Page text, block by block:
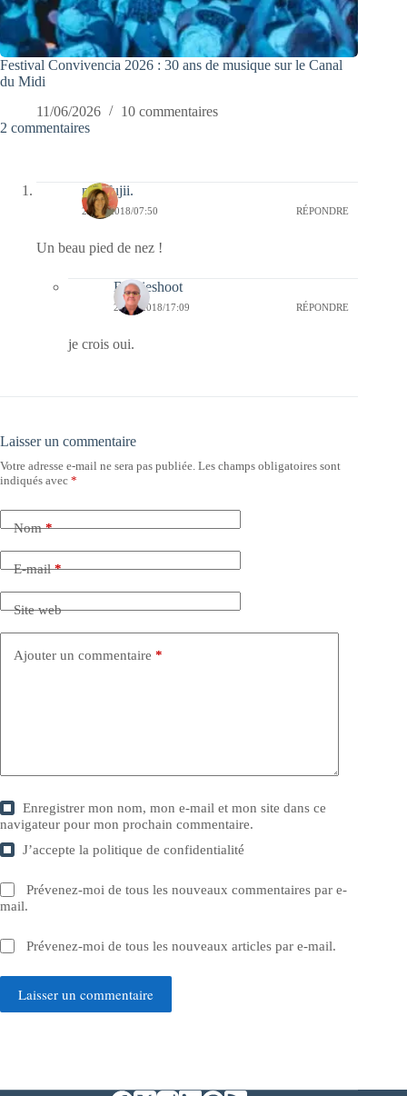
Festival Convivencia 2026 : 30 ans de musique sur le Canal
du Midi
11/06/2026
10 commentaires
2 commentaires
missfujii.
28/02/2018/07:50 RÉPONDRE
Un beau pied de nez !
Bernieshoot
28/02/2018/17:09 RÉPONDRE
je crois oui.
Laisser un commentaire
Votre adresse e-mail ne sera pas publiée. Les champs obligatoires sont
indiqués avec *
Nom*
E-mail*
Site web
Ajouter un commentaire *
Enregistrer mon nom, mon e-mail et mon site dans ce
navigateur pour mon prochain commentaire.
J’accepte lapolitique de confidentialité
Prévenez-moi de tous les nouveaux commentaires par e-
mail.
Prévenez-moi de tous les nouveaux articles par e-mail.
Laisser un commentaire